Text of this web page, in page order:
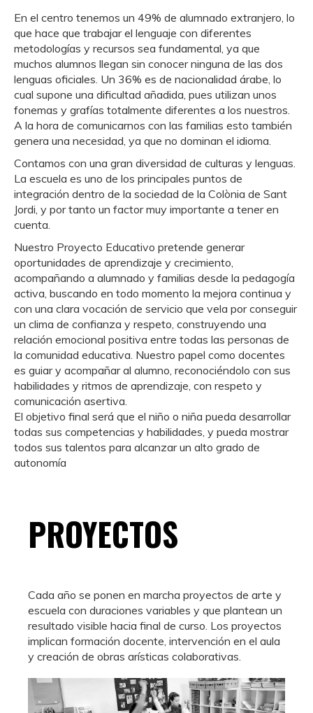
En el centro tenemos un 49% de alumnado extranjero, lo
que hace que trabajar el lenguaje con diferentes
metodologías y recursos sea fundamental, ya que
muchos alumnos llegan sin conocer ninguna de las dos
lenguas oficiales. Un 36% es de nacionalidad árabe, lo
cual supone una dificultad añadida, pues utilizan unos
fonemas y grafías totalmente diferentes a los nuestros.
A la hora de comunicarnos con las familias esto también
genera una necesidad, ya que no dominan el idioma.
Contamos con una gran diversidad de culturas y lenguas.
La escuela es uno de los principales puntos de
integración dentro de la sociedad de la Colònia de Sant
Jordi, y por tanto un factor muy importante a tener en
cuenta.
Nuestro Proyecto Educativo pretende generar
oportunidades de aprendizaje y crecimiento,
acompañando a alumnado y familias desde la pedagogía
activa, buscando en todo momento la mejora continua y
con una clara vocación de servicio que vela por conseguir
un clima de confianza y respeto, construyendo una
relación emocional positiva entre todas las personas de
la comunidad educativa. Nuestro papel como docentes
es guiar y acompañar al alumno, reconociéndolo con sus
habilidades y ritmos de aprendizaje, con respeto y
comunicación asertiva.
El objetivo final será que el niño o niña pueda desarrollar
todas sus competencias y habilidades, y pueda mostrar
todos sus talentos para alcanzar un alto grado de
autonomía
PROYECTOS
Cada año se ponen en marcha proyectos de arte y
escuela con duraciones variables y que plantean un
resultado visible hacia final de curso. Los proyectos
implican formación docente, intervención en el aula
y creación de obras arísticas colaborativas.